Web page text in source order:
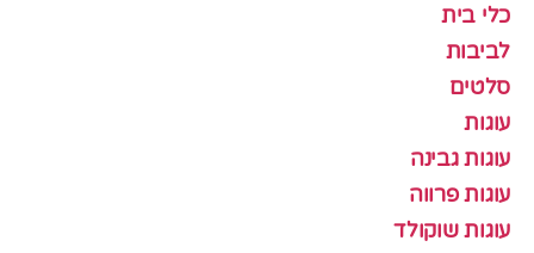
כלי בית
לביבות
סלטים
עוגות
עוגות גבינה
עוגות פרווה
עוגות שוקולד